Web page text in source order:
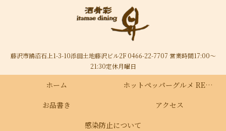
藤沢市鵠沼石上1-3-10添田土地藤沢ビル2F 0466-22-7707 営業時間17:00～
21:30定休月曜日
ホーム
ホットペッパーグルメ RECRUIT
お品書き
アクセス
感染防止について